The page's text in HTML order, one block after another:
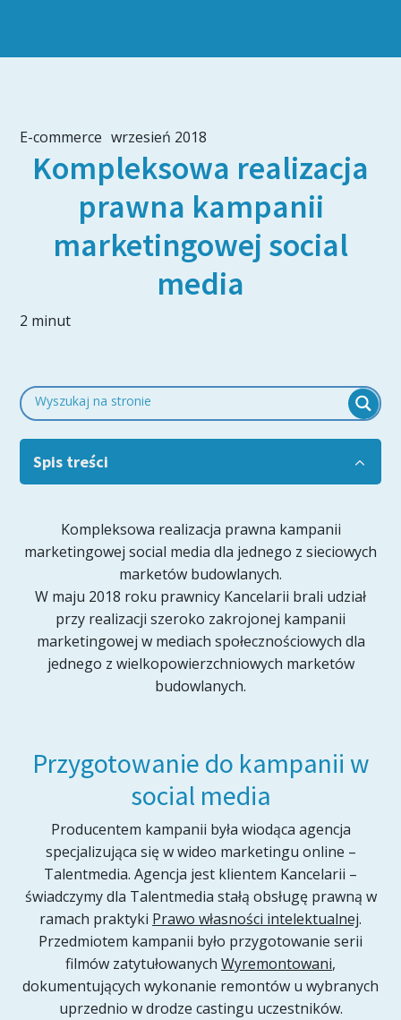
E-commerce wrzesień 2018
Kompleksowa realizacja
prawna kampanii
marketingowej social
media
2 minut
Spis treści
Kompleksowa realizacja prawna kampanii
marketingowej social media dla jednego z sieciowych
marketów budowlanych.
W maju 2018 roku prawnicy Kancelarii brali udział
przy realizacji szeroko zakrojonej kampanii
marketingowej w mediach społecznościowych dla
jednego z wielkopowierzchniowych marketów
budowlanych.
Przygotowanie do kampanii w
social media
Producentem kampanii była wiodąca agencja
specjalizująca się w wideo marketingu online –
Talentmedia. Agencja jest klientem Kancelarii –
świadczymy dla Talentmedia stałą obsługę prawną w
ramach praktyki Prawo własności intelektualnej.
Przedmiotem kampanii było przygotowanie serii
filmów zatytułowanych Wyremontowani,
dokumentujących wykonanie remontów u wybranych
uprzednio w drodze castingu uczestników.